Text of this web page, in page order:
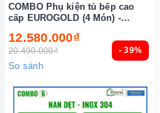
- 39%
COMBO Phụ kiện tủ bếp cao
cấp EUROGOLD (4 Món) -
12.580.000₫
20.490.000₫
So sánh